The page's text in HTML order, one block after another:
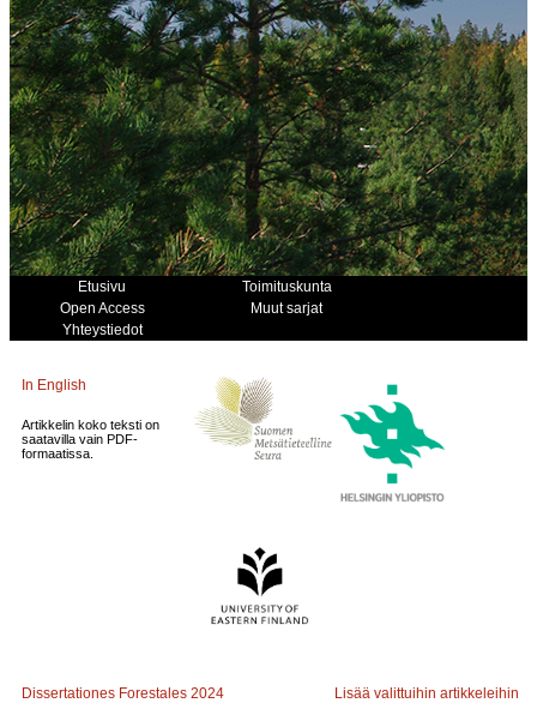
Etusivu
Toimituskunta
Open Access
Muut sarjat
Yhteystiedot
In English
Artikkelin koko teksti on
saatavilla vain PDF-
formaatissa.
Dissertationes Forestales 2024 Lisää valittuihin artikkeleihin